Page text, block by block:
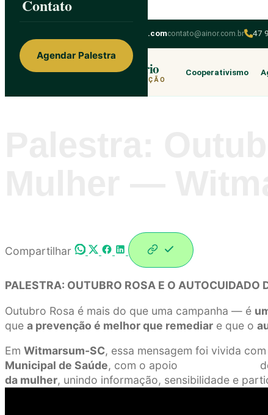
Skip to content
ainorfloterio@gmail.comcontato@ainor.com.br 47
Ainor Lotério
MENTE & CORAÇÃO
Cooperativismo
Contato
Agendar Palestra
Compartilhar
PALESTRA: OUTUBRO ROSA E O AUTOCUIDADO
Outubro Rosa é mais do que uma campanha — é
que a prevenção é melhor que remediar e que o
Em Witmarsum-SC, essa mensagem foi vivida
Municipal de Saúde, com o apoio de várias
da mulher, unindo informação, sensibilidade e